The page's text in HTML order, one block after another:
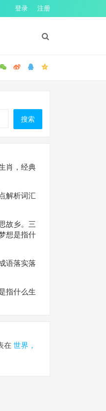
登录 注册
搜索
肖，经典
解析词汇
故乡。三
想是指什
语落实落
指什么生
在 世界，